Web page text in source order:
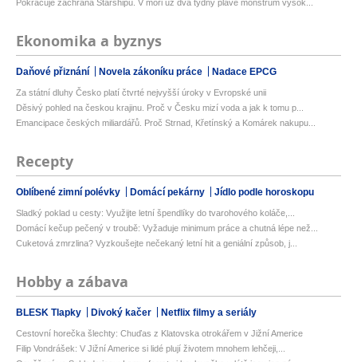
Pokračuje záchrana Starshipu. V moři už dva týdny plave monstrum vysok...
Ekonomika a byznys
Daňové přiznání Novela zákoníku práce Nadace EPCG
Za státní dluhy Česko platí čtvrté nejvyšší úroky v Evropské unii
Děsivý pohled na českou krajinu. Proč v Česku mizí voda a jak k tomu p...
Emancipace českých miliardářů. Proč Strnad, Křetínský a Komárek nakupu...
Recepty
Oblíbené zimní polévky Domácí pekárny Jídlo podle horoskopu
Sladký poklad u cesty: Využijte letní špendlíky do tvarohového koláče,...
Domácí kečup pečený v troubě: Vyžaduje minimum práce a chutná lépe než...
Cuketová zmrzlina? Vyzkoušejte nečekaný letní hit a geniální způsob, j...
Hobby a zábava
BLESK Tlapky Divoký kačer Netflix filmy a seriály
Cestovní horečka šlechty: Chuďas z Klatovska otrokářem v Jižní Americe
Filip Vondrášek: V Jižní Americe si lidé plují životem mnohem lehčeji,...